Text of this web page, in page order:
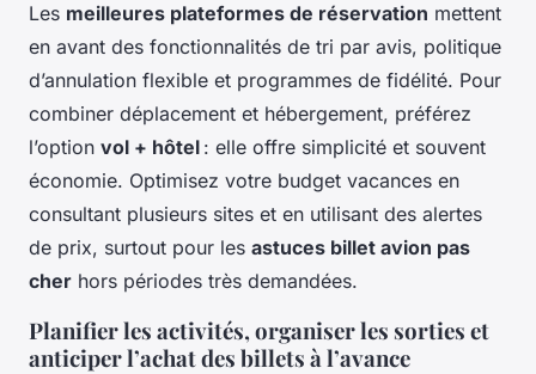
Les meilleures plateformes de réservation mettent
en avant des fonctionnalités de tri par avis, politique
d’annulation flexible et programmes de fidélité. Pour
combiner déplacement et hébergement, préférez
l’option vol + hôtel : elle offre simplicité et souvent
économie. Optimisez votre budget vacances en
consultant plusieurs sites et en utilisant des alertes
de prix, surtout pour les astuces billet avion pas
cher hors périodes très demandées.
Planifier les activités, organiser les sorties et
anticiper l’achat des billets à l’avance